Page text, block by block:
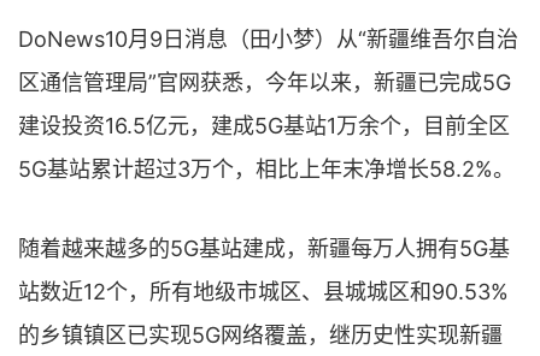
DoNews10月9日消息（田小梦）从“新疆维吾尔自治
区通信管理局”官网获悉，今年以来，新疆已完成5G
建设投资16.5亿元，建成5G基站1万余个，目前全区
5G基站累计超过3万个，相比上年末净增长58.2%。
随着越来越多的5G基站建成，新疆每万人拥有5G基
站数近12个，所有地级市城区、县城城区和90.53%
的乡镇镇区已实现5G网络覆盖，继历史性实现新疆